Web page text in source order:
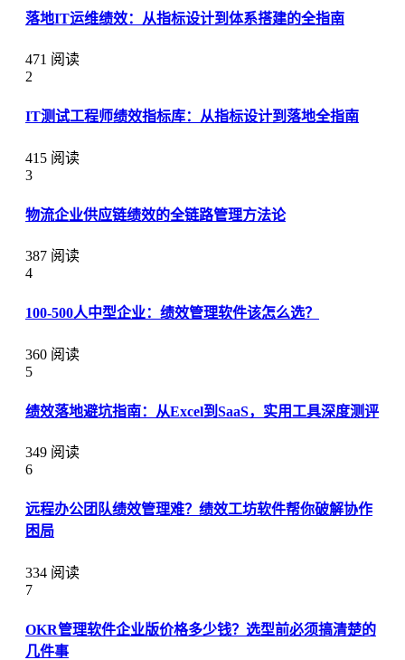
落地IT运维绩效：从指标设计到体系搭建的全指南
471 阅读
2
IT测试工程师绩效指标库：从指标设计到落地全指南
415 阅读
3
物流企业供应链绩效的全链路管理方法论
387 阅读
4
100-500人中型企业：绩效管理软件该怎么选？
360 阅读
5
绩效落地避坑指南：从Excel到SaaS，实用工具深度测评
349 阅读
6
远程办公团队绩效管理难？绩效工坊软件帮你破解协作
困局
334 阅读
7
OKR管理软件企业版价格多少钱？选型前必须搞清楚的
几件事